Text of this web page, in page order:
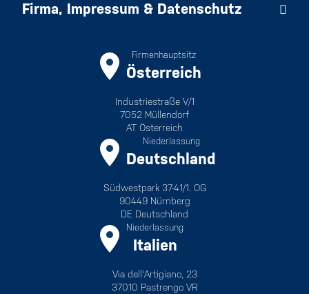
Firma, Impressum & Datenschutz
Firmenhauptsitz
Österreich
Industriestraße V/1
7052 Müllendorf
AT Österreich
Niederlassung
Deutschland
Südwestpark 37-41/1. OG
90449 Nürnberg
DE Deutschland
Niederlassung
Italien
Via dell'Artigiano, 23
37010 Pastrengo VR